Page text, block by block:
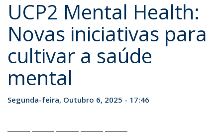
UCP2 Mental Health:
Novas iniciativas para
cultivar a saúde
mental
Segunda-feira, Outubro 6, 2025 - 17:46